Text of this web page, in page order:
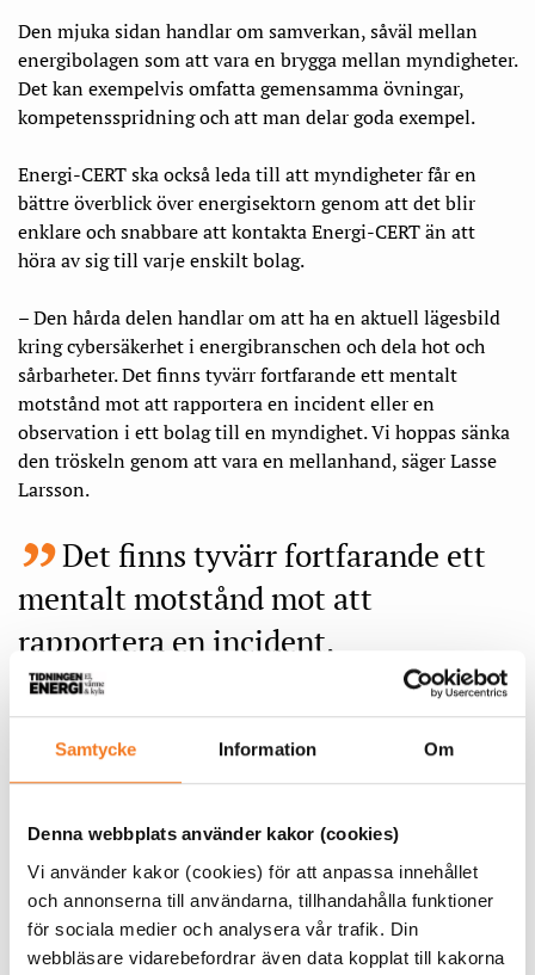
Samtycke Information Om
Denna webbplats använder kakor (cookies)
Vi använder kakor (cookies) för att anpassa innehållet
och annonserna till användarna, tillhandahålla funktioner
för sociala medier och analysera vår trafik. Din
webbläsare vidarebefordrar även data kopplat till kakorna
Den mjuka sidan handlar om samverkan, såväl mellan
energibolagen som att vara en brygga mellan myndigheter.
Det kan exempelvis omfatta gemensamma övningar,
kompetensspridning och att man delar goda exempel.
Energi-CERT ska också leda till att myndigheter får en
bättre överblick över energisektorn genom att det blir
enklare och snabbare att kontakta Energi-CERT än att
höra av sig till varje enskilt bolag.
– Den hårda delen handlar om att ha en aktuell lägesbild
kring cybersäkerhet i energibranschen och dela hot och
sårbarheter. Det finns tyvärr fortfarande ett mentalt
motstånd mot att rapportera en incident eller en
observation i ett bolag till en myndighet. Vi hoppas sänka
den tröskeln genom att vara en mellanhand, säger Lasse
Larsson.
Det finns tyvärr fortfarande ett
mentalt motstånd mot att
rapportera en incident.
Kan jämföras med en brandkår
ska kunna hjälpa energibolagen med expertis.
snabba utryckningar vid behov. Men vi ska också jobba
mycket med rådgivning och förebyggande arbete, så att
det blir så få utryckningar som möjligt.
Lasse Larsson anställdes som vd i april och har en